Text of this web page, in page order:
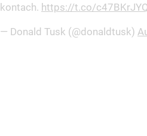
kontach. https://t.co/
— Donald Tusk (@donaldtusk)